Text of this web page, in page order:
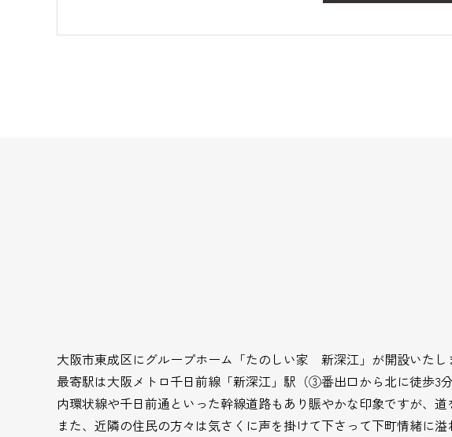
大阪市東成区にグループホーム「たのしい家 新深江」が開設いたし
最寄駅は大阪メトロ千日前線「新深江」駅（③番出口から北に徒歩3
内環状線や千日前通といった幹線道路もあり賑やかな印象ですが、
また、近隣の住民の方々は気さくに声を掛けて下さって下町情緒に溢